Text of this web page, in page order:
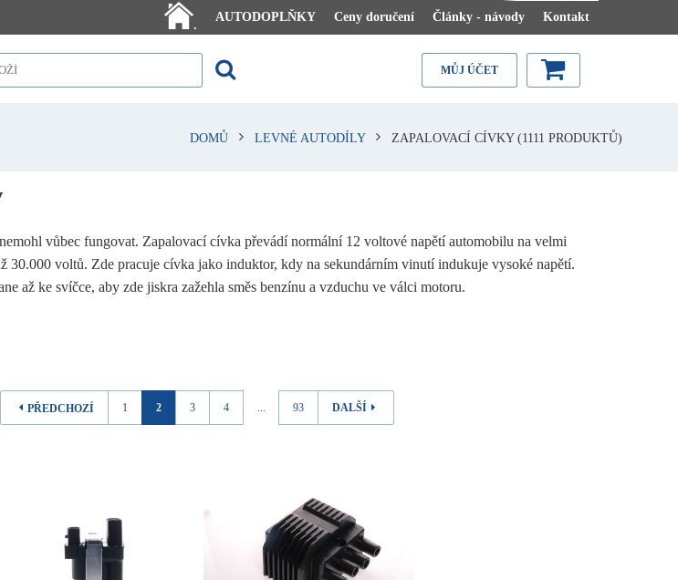
.
AUTODOPLŇKY Ceny doručení Články - návody Kontakt
MŮJ ÚČET
DOMŮ LEVNÉ AUTODÍLY ZAPALOVACÍ CÍVKY(1111 PRODUKTŮ)
vůbec fungovat. Zapalovací cívka převádí normální 12 voltové napětí automobilu na velmi
30.000 voltů. Zde pracuje cívka jako induktor, kdy na sekundárním vinutí indukuje vysoké napětí.
až ke svíčce, aby zde jiskra zažehla směs benzínu a vzduchu ve válci motoru.
PŘEDCHOZÍ 1 2 3 4 ... 93 DALŠÍ